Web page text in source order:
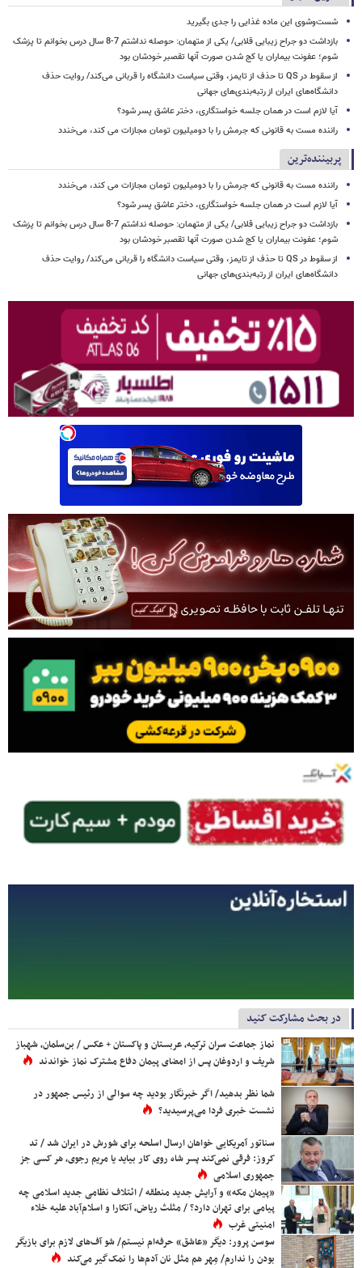
شست‌وشوی این ماده غذایی را جدی بگیرید
بازداشت دو جراح زیبایی قلابی/ یکی از متهمان: حوصله نداشتم 7-8 سال درس بخوانم تا پزشک
شوم؛ عفونت بیماران یا کج شدن صورت آنها تقصبر خودشان بود
از سقوط در QS تا حذف از تایمز، وقتی سیاست دانشگاه را قربانی می‌کند/ روایت حذف
دانشگاه‌های ایران از رتبه‌بندی‌های جهانی
آیا لازم است در همان جلسه خواستگاری، دختر عاشق پسر شود؟
راننده مست به قانونی که جرمش را با دومیلیون تومان مجازات می کند، می‌خندد
پربیننده‌ترین
راننده مست به قانونی که جرمش را با دومیلیون تومان مجازات می کند، می‌خندد
آیا لازم است در همان جلسه خواستگاری، دختر عاشق پسر شود؟
بازداشت دو جراح زیبایی قلابی/ یکی از متهمان: حوصله نداشتم 7-8 سال درس بخوانم تا پزشک
شوم؛ عفونت بیماران یا کج شدن صورت آنها تقصبر خودشان بود
از سقوط در QS تا حذف از تایمز، وقتی سیاست دانشگاه را قربانی می‌کند/ روایت حذف
دانشگاه‌های ایران از رتبه‌بندی‌های جهانی
در بحث مشارکت کنید
نماز جماعت سران ترکیه، عربستان و پاکستان + عکس / بن‌سلمان، شهباز
شریف و اردوغان پس از امضای پیمان دفاع مشترک نماز خواندند
شما نظر بدهید/ اگر خبرنگار بودید چه سوالی از رئیس جمهور در
نشست خبری فردا می‌پرسیدید؟
سناتور آمریکایی خواهان ارسال اسلحه برای شورش در ایران شد / تد
کروز: فرقی نمی‌کند پسر شاه روی کار بیاید یا مریم رجوی، هر کسی جز
جمهوری اسلامی
«پیمان مکه» و آرایش جدید منطقه / ائتلاف نظامی جدید اسلامی چه
پیامی برای تهران دارد؟ / مثلث ریاض، آنکارا و اسلام‌آباد علیه خلاء
امنیتی غرب
سوسن پرور: دیگر «عاشق» حرفه‌ام نیستم/ شو آف‌های لازم برای بازیگر
بودن را ندارم/ مِهر هم مثل نان آدم‌ها را نمک‌گیر می‌کند